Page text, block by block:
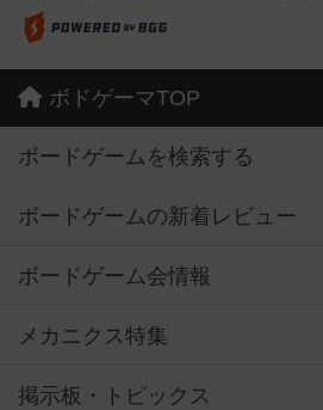
ボドゲーマTOP
ボードゲームを検索する
ボードゲームの新着レビュー
ボードゲーム会情報
メカニクス特集
掲示板・トピックス